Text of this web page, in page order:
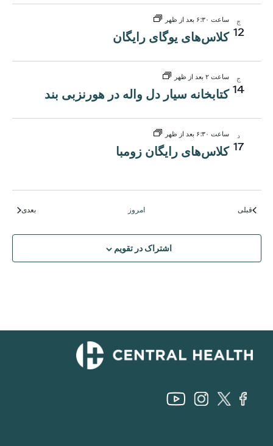
چ
12
ساعت ۶:۳۰ بعد از ظهر
کلاس‌های یوگای رایگان
ج
14
ساعت ۲ بعد از ظهر
کتابخانه سیار دل واله در هورنزبی بند
د
17
ساعت ۶:۳۰ بعد از ظهر
کلاس‌های رایگان زومبا
قبلیرویدادها امروز بعدی
اشتراک در تقویم